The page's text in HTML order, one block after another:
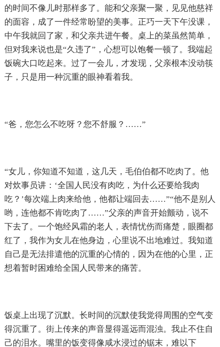
的时间不像儿时那样多了。能和父亲聚一聚，见见他慈祥
的面容，成了一件经常盼望的美事。正巧一天下午没课，
中午我就回了家，和父亲共进午餐。桌上的菜虽然简单，
但对我来说也是“久违了”，心想可以饱餐一顿了。我端起
饭碗大口吃起来。过了一会儿，才发现，父亲根本没动筷
子，只是用一种沉重的眼神看着我。
“爸，您怎么不吃呀？您不舒服？……”
“女儿，你知道不知道，这几天，毛伯伯都不吃肉了。他
对炊事员讲：‘全国人民没有肉吃，为什么还要给我肉
吃？’每次端上肉来给他，他都让端回去……”“他不是别人
哟，连他都不肯吃肉了……”父亲的声音开始颤动，说不
下去了。一个饱经风霜的老人，表情忧伤而痛楚，眼圈都
红了，我作为女儿在他身边，心里说不出地难过。我知道
自己是无法排遣他的沉重的心情的，因为在他的心里，正
想着暂时困难给全国人民带来的痛苦。
饭桌上出现了沉默。长时间的沉默使我觉得周围的空气变
得沉重了。街上传来的声音显得遥远而混浊。我止不住自
己的泪水。嘴里的饭变得像咸水浸过的锯末，难以下